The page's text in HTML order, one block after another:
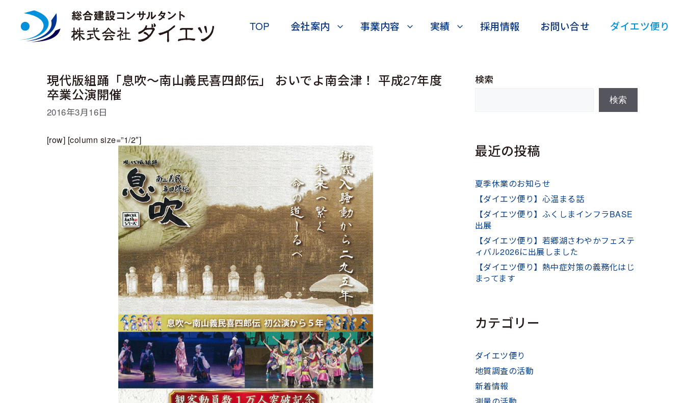
TOP 会社案内 事業内容 実績 採用情報 お問い合せ ダイエツ便り
現代版組踊「息吹～南山義民喜四郎伝」 おいでよ南会津！ 平成27年度
卒業公演開催
2016年3月16日
[row] [column size=”1/2″]
検索
検索
最近の投稿
夏季休業のお知らせ
【ダイエツ便り】心温まる話
【ダイエツ便り】ふくしまインフラBASE
出展
【ダイエツ便り】若郷湖さわやかフェステ
ィバル2026に出展しました
【ダイエツ便り】熱中症対策の義務化はじ
まってます
カテゴリー
ダイエツ便り
地質調査の活動
新着情報